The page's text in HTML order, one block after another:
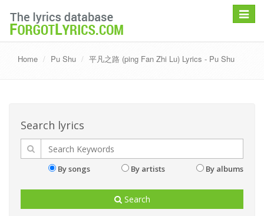
Toggle
Home Pu Shu 平凡之路 (ping Fan Zhi Lu) Lyrics - Pu Shu
Search lyrics
By songs By artists By albums
Search